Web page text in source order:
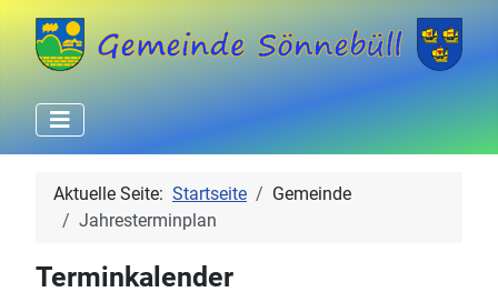
Aktuelle Seite: Startseite
Gemeinde
Jahresterminplan
Terminkalender